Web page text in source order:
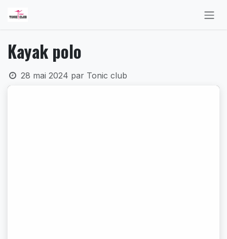
Kayak polo
28 mai 2024 par Tonic club